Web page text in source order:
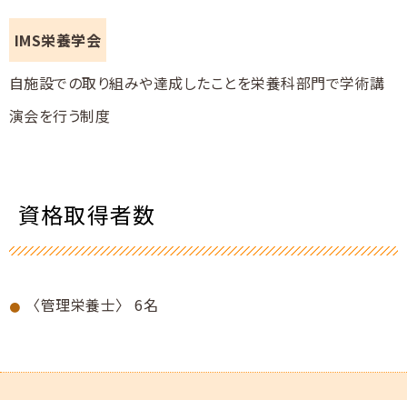
IMS栄養学会
自施設での取り組みや達成したことを栄養科部門で学術講
演会を行う制度
資格取得者数
〈管理栄養士〉 6名